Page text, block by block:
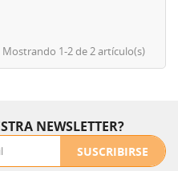
Mostrando 1-2 de 2 artículo(s)
NEWSLETTER?
SUSCRIBIRSE